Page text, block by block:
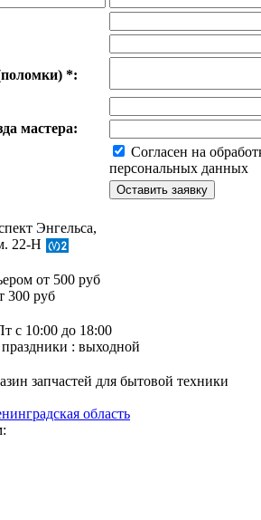
*:
мастера:
Согласен на
персональных данных
Энгельса,
22-Н
от 500 руб
300 руб
с 10:00 до 18:00
праздники : выходной
запчастей для бытовой техники
область